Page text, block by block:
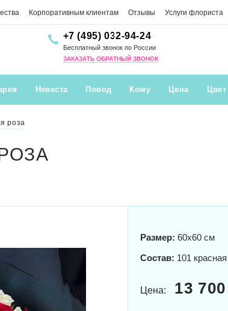
Корпоративным клиентам Отзывы Услуги флориста
+7 (495) 032-94-24
Бесплатный звонок по России
ЗАКАЗАТЬ ОБРАТНЫЙ ЗВОНОК
Невеста Повод Кому Цена Цвет
роза
Размер: 60x60 см
Состав: 101
Цена: 13 700